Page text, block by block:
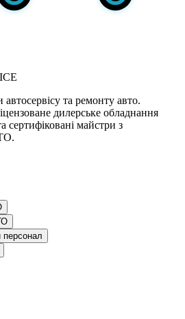
та ремонту авто.
дилерське обладнання
сертифіковані майстри з
персонал